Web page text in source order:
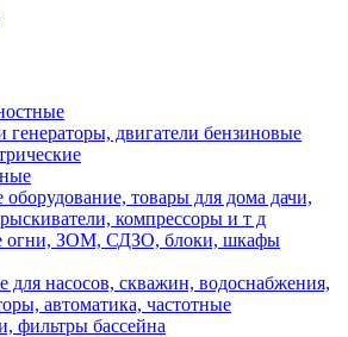
генераторы, двигатели бензиновые
оборудование, товары для дома дачи,
компрессоры и т д
огни, ЗОМ, СДЗО, блоки, шкафы
насосов, скважин, водоснабжения,
автоматика, частотные
фильтры бассейна